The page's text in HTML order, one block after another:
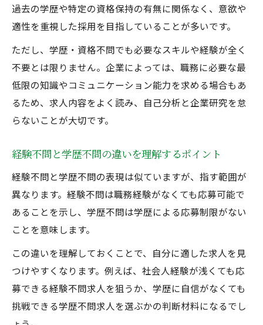
過去の学歴や特定の資格保持の有無に関係なく、意欲や
適性を重視した採用を目指していることが多いです。
ただし、学歴・資格不問でも必要なスキルや経験が全く
不要とは限りません。企業によっては、職務に必要な最
低限の知識やコミュニケーション能力を求める場合もあ
るため、求人内容をよく読み、自己分析と企業研究を怠
らないことが大切です。
経験不問と学歴不問の違いを理解するポイント
経験不問と学歴不問の表現は似ていますが、指す範囲が
異なります。経験不問は職務経験がなくても応募可能で
あることを示し、学歴不問は学歴による応募制限がない
ことを意味します。
この違いを理解しておくことで、自分に適した求人を見
つけやすくなります。例えば、社会人経験が浅くても応
募できる経験不問求人を狙うか、学歴に自信がなくても
挑戦できる学歴不問求人を選ぶかの判断材料になるでし